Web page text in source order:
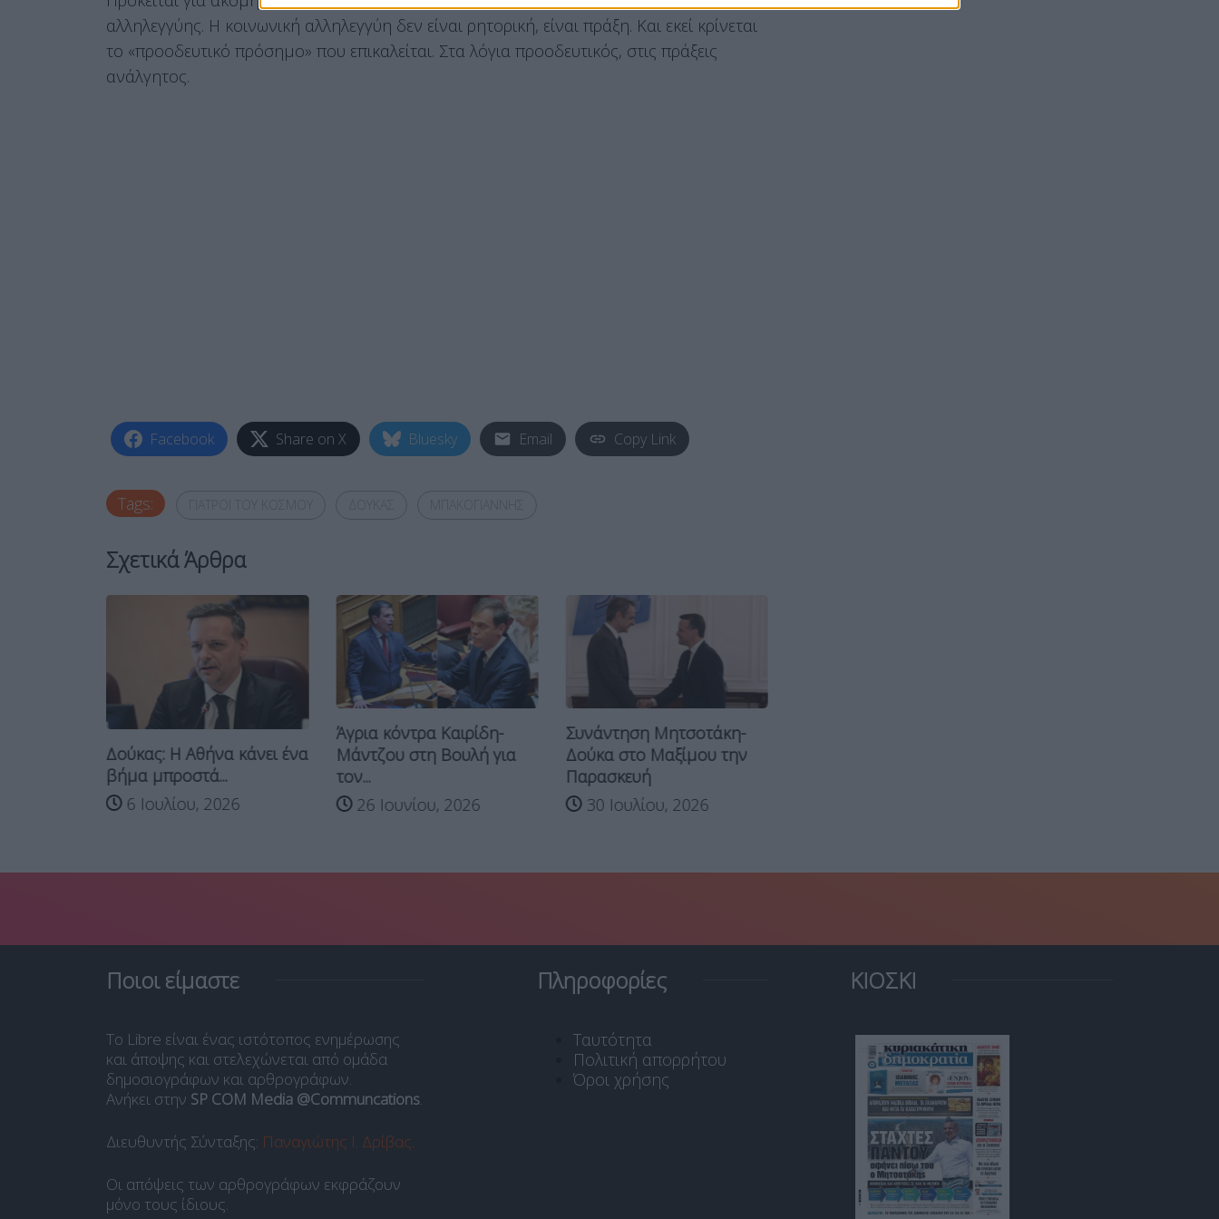
αλληλεγγύης. Η κοινωνική αλληλεγγύη δεν είναι ρητορική, είναι πράξη. Και εκεί κρίνεται
το «προοδευτικό πρόσημο» που επικαλείται. Στα λόγια προοδευτικός, στις πράξεις
ανάλγητος.
Facebook Share on X Bluesky Email Copy Link
Tags:
Σχετικά Άρθρα
Δούκας: Η Αθήνα κάνει ένα
βήμα μπροστά...
6 Ιουλίου, 2026
Άγρια κόντρα Καιρίδη-
Μάντζου στη Βουλή για
τον...
26 Ιουνίου, 2026
Συνάντηση Μητσοτάκη-
Δούκα στο Μαξίμου την
Παρασκευή
30 Ιουλίου, 2026
Ποιοι είμαστε
Το Libre είναι ένας ιστότοπος ενημέρωσης
και άποψης και στελεχώνεται από ομάδα
δημοσιογράφων και αρθρογράφων.
Ανήκει στην SP COM Media @Communcations.
Διευθυντής Σύνταξης: Παναγιώτης Ι. Δρίβας.
Οι απόψεις των αρθρογράφων εκφράζουν
μόνο τους ίδιους.
Πληροφορίες
Ταυτότητα
Πολιτική απορρήτου
Όροι χρήσης
ΚΙΟΣΚΙ